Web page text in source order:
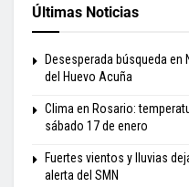
Últimas Noticias
Desesperada búsqueda en
del Huevo Acuña
Clima en Rosario:
sábado 17 de enero
Fuertes vientos y lluvias
alerta del SMN